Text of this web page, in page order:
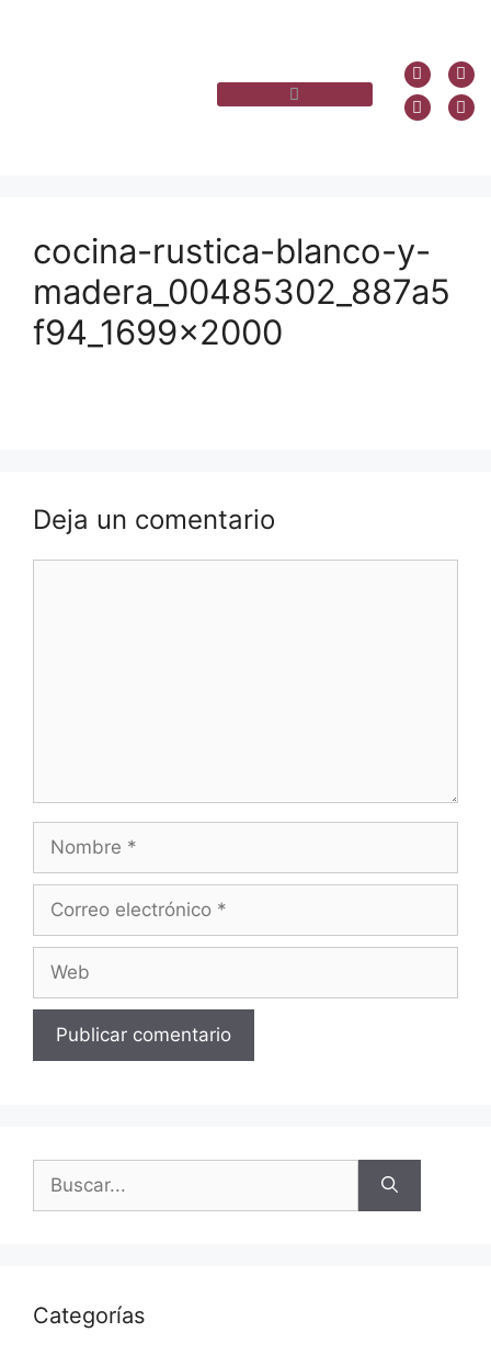
cocina-rustica-blanco-y-
madera_00485302_887a5
f94_1699x2000
Deja un comentario
Categorías